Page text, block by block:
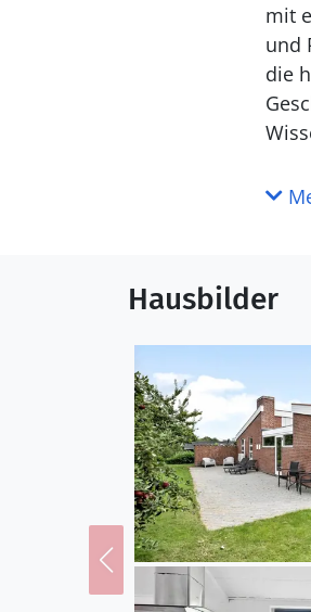
mit
und
die
Hausbilder